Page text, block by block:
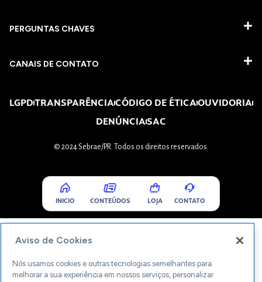
PERGUNTAS CHAVES​
CANAIS DE CONTATO
LGPDTRANSPARÊNCIACÓDIGO DE ÉTICAOUVIDORIA
DENÚNCIASAC
© 2024 Sebrae/PR. Todos os direitos reservados.
INICIO CONTEÚDOS LOJA CONTATO
Aviso de Cookies
Nós usamos cookies e outras tecnologias semelhantes para
melhorar a sua experiência em nossos serviços, personalizar